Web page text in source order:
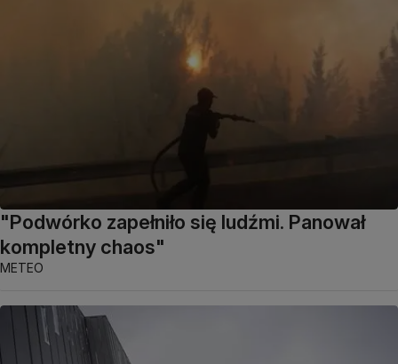
"Podwórko zapełniło się ludźmi. Panował
kompletny chaos"
METEO